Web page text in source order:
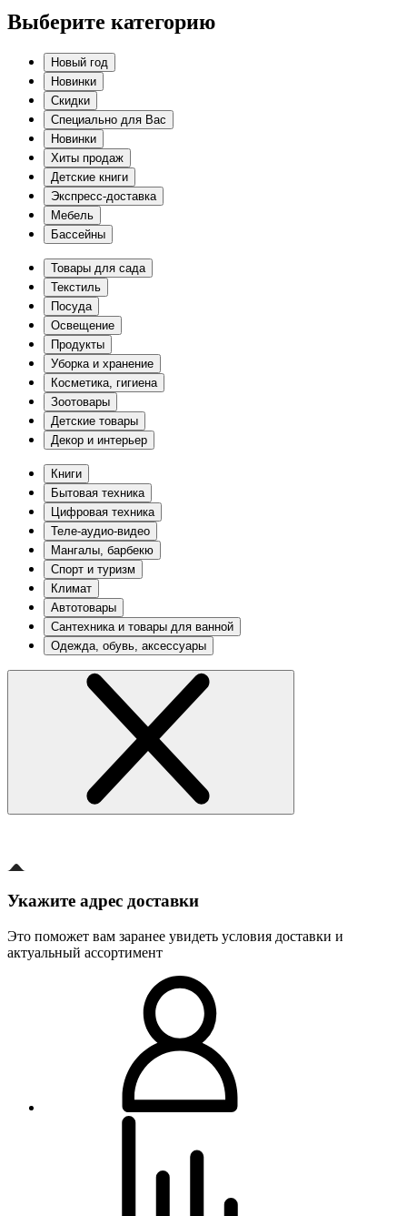
Выберите категорию
Новый год
Новинки
Скидки
Специально для Вас
Новинки
Хиты продаж
Детские книги
Экспресс-доставка
Мебель
Бассейны
Товары для сада
Текстиль
Посуда
Освещение
Продукты
Уборка и хранение
Косметика, гигиена
Зоотовары
Детские товары
Декор и интерьер
Книги
Бытовая техника
Цифровая техника
Теле-аудио-видео
Мангалы, барбекю
Спорт и туризм
Климат
Автотовары
Сантехника и товары для ванной
Одежда, обувь, аксессуары
Укажите адрес доставки
Это поможет вам заранее увидеть условия доставки и
актуальный ассортимент